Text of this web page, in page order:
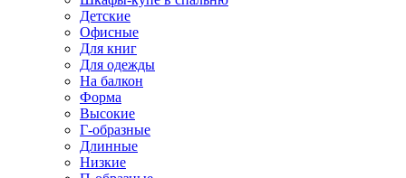
Детские
Офисные
Для книг
Для одежды
На балкон
Форма
Высокие
Г-образные
Длинные
Низкие